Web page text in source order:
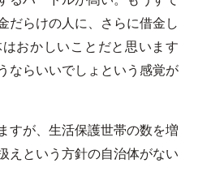
だらけの人に、さらに借金し
おかしいことだと思います
ならいいでしょという感覚が
すが、生活保護世帯の数を増
えという方針の自治体がない